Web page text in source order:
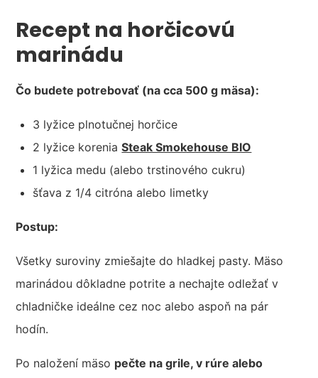
Recept na horčicovú
marinádu
Čo budete potrebovať (na cca 500 g mäsa):
3 lyžice plnotučnej horčice
2 lyžice koreniaSteak Smokehouse BIO
1 lyžica medu (alebo trstinového cukru)
šťava z 1/4 citróna alebo limetky
Postup:
Všetky suroviny zmiešajte do hladkej pasty. Mäso
marinádou dôkladne potrite a nechajte odležať v
chladničke ideálne cez noc alebo aspoň na pár
hodín.
Po naložení mäso pečte na grile, v rúre alebo